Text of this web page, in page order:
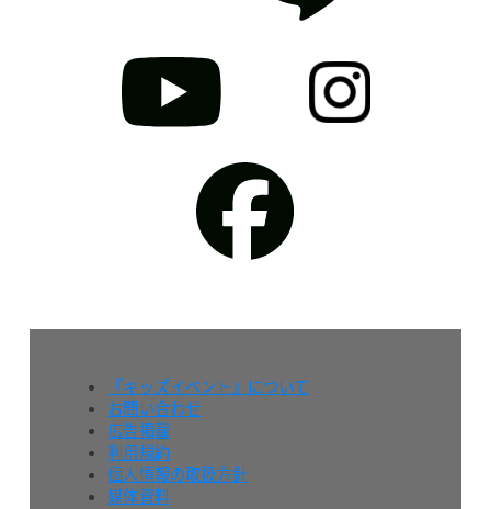
『キッズイベント』について
お問い合わせ
広告掲載
利用規約
個人情報の取扱方針
媒体資料